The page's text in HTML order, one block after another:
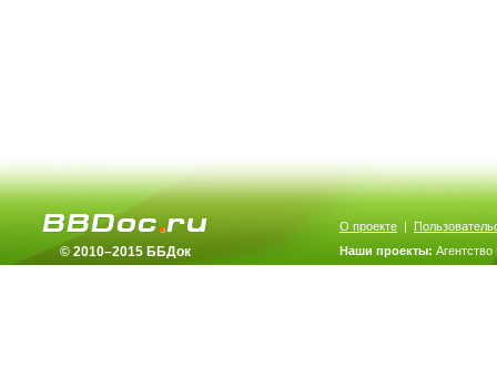
© 2010–2015 ББДок
О проекте |
Наши проекты: